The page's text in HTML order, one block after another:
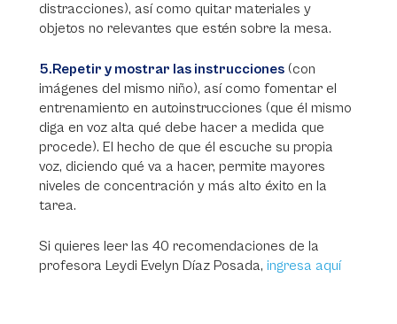
distracciones), así como quitar materiales y
objetos no relevantes que estén sobre la mesa.
5.Repetir y mostrar las instrucciones (con
imágenes del mismo niño), así como fomentar el
entrenamiento en autoinstrucciones (que él mismo
diga en voz alta qué debe hacer a medida que
procede). El hecho de que él escuche su propia
voz, diciendo qué va a hacer, permite mayores
niveles de concentración y más alto éxito en la
tarea.
Si quieres leer las 40 recomendaciones de la
profesora Leydi Evelyn Díaz Posada, ingresa aquí